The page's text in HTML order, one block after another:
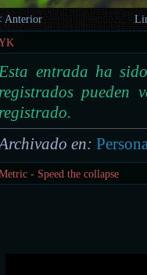
Anterior
Esta entrada ha
registrados pueden
registrado.
en:
- Speed the collapse